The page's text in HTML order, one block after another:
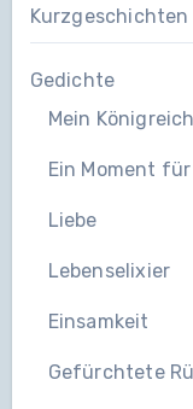
Kurzgeschichten
Gedichte
Mein Königreich
Ein Moment
Liebe
Lebenselixier
Einsamkeit
Gefürchtete